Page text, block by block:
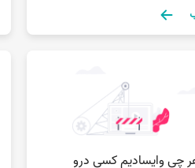
به مرکز برگزاری نماز، زیارت